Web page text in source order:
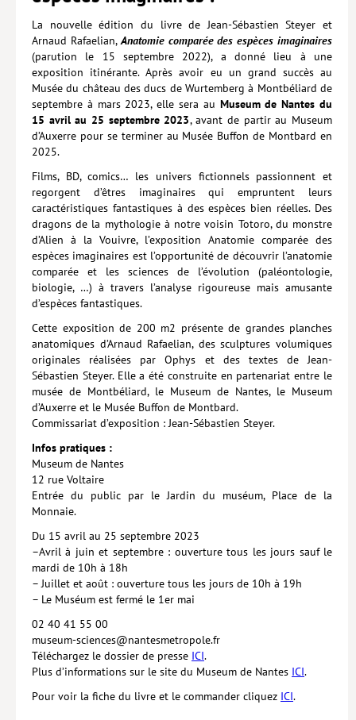
Libertés plurielles
Lieux de…
MiMed
Mobilisations
MythO !
>> Cavalier poche <<
>> Livres numériques <<
AUTEURS
PARTENARIATS
CORPORATE
Idées reçues – Corporate
Livres blancs
Hors collection
CONTACT
POLITIQUE RELATIVE AUX COOKIES
La nouvelle édition du livre de Jean-Sébastien Steyer et
Arnaud Rafaelian,Anatomie comparée des espèces imaginaires
(parution le 15 septembre 2022), a donné lieu à une
exposition itinérante. Après avoir eu un grand succès au
Musée du château des ducs de Wurtemberg à Montbéliard de
septembre à mars 2023, elle sera au Museum de Nantes du
15 avril au 25 septembre 2023, avant de partir au Museum
d’Auxerre pour se terminer au Musée Buffon de Montbard en
2025.
Films, BD, comics… les univers fictionnels passionnent et
regorgent d’êtres imaginaires qui empruntent leurs
caractéristiques fantastiques à des espèces bien réelles. Des
dragons de la mythologie à notre voisin Totoro, du monstre
d’Alien à la Vouivre, l’exposition Anatomie comparée des
espèces imaginaires est l’opportunité de découvrir l’anatomie
comparée et les sciences de l’évolution (paléontologie,
biologie, …) à travers l’analyse rigoureuse mais amusante
d’espèces fantastiques.
Cette exposition de 200 m2 présente de grandes planches
anatomiques d’Arnaud Rafaelian, des sculptures volumiques
originales réalisées par Ophys et des textes de Jean-
Sébastien Steyer. Elle a été construite en partenariat entre le
musée de Montbéliard, le Museum de Nantes, le Museum
d’Auxerre et le Musée Buffon de Montbard.
Commissariat d’exposition : Jean-Sébastien Steyer.
Infos pratiques :
Museum de Nantes
12 rue Voltaire
Entrée du public par le Jardin du muséum, Place de la
Monnaie.
Du 15 avril au 25 septembre 2023
–Avril à juin et septembre : ouverture tous les jours sauf le
mardi de 10h à 18h
– Juillet et août : ouverture tous les jours de 10h à 19h
– Le Muséum est fermé le 1er mai
02 40 41 55 00
museum-sciences@nantesmetropole.fr
Téléchargez le dossier de presse ICI.
Plus d’informations sur le site du Museum de Nantes ICI.
Pour voir la fiche du livre et le commander cliquez ICI.